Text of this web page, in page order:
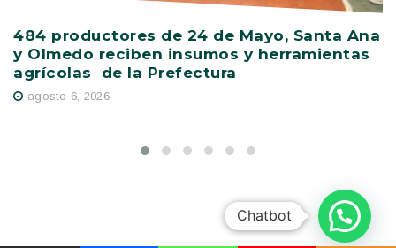
484 productores de 24 de Mayo, Santa Ana
y Olmedo reciben insumos y herramientas
agrícolas de la Prefectura
agosto 6, 2026
Chatbot